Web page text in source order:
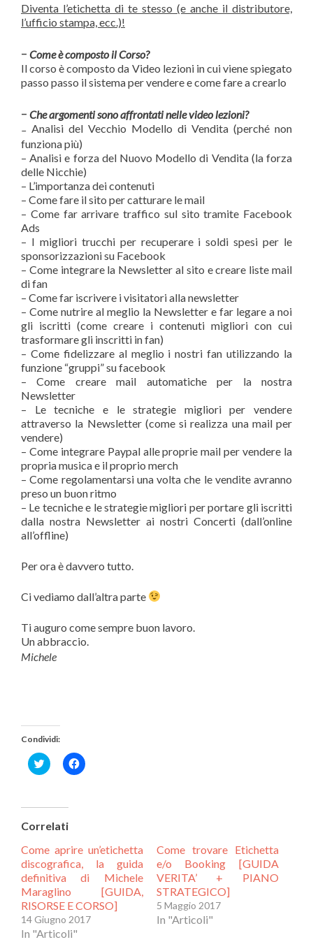
Diventa l’etichetta di te stesso (e anche il distributore,
l’ufficio stampa, ecc.)!
– Come è composto il Corso?
Il corso è composto da Video lezioni in cui viene spiegato
passo passo il sistema per vendere e come fare a crearlo
– Che argomenti sono affrontati nelle video lezioni?
– Analisi del Vecchio Modello di Vendita (perché non
funziona più)
– Analisi e forza del Nuovo Modello di Vendita (la forza
delle Nicchie)
– L’importanza dei contenuti
– Come fare il sito per catturare le mail
– Come far arrivare traffico sul sito tramite Facebook
Ads
– I migliori trucchi per recuperare i soldi spesi per le
sponsorizzazioni su Facebook
– Come integrare la Newsletter al sito e creare liste mail
di fan
– Come far iscrivere i visitatori alla newsletter
– Come nutrire al meglio la Newsletter e far legare a noi
gli iscritti (come creare i contenuti migliori con cui
trasformare gli inscritti in fan)
– Come fidelizzare al meglio i nostri fan utilizzando la
funzione “gruppi” su facebook
– Come creare mail automatiche per la nostra
Newsletter
– Le tecniche e le strategie migliori per vendere
attraverso la Newsletter (come si realizza una mail per
vendere)
– Come integrare Paypal alle proprie mail per vendere la
propria musica e il proprio merch
– Come regolamentarsi una volta che le vendite avranno
preso un buon ritmo
– Le tecniche e le strategie migliori per portare gli iscritti
dalla nostra Newsletter ai nostri Concerti (dall’online
all’offline)
Per ora è davvero tutto.
Ci vediamo dall’altra parte
Ti auguro come sempre buon lavoro.
Un abbraccio.
Michele
Condividi:
Fai
clic
condividere
su
Twitter
apre
in
una
nuova
finestra)
Fai
clic
in
una
nuova
finestra)
Correlati
Come aprire un’etichetta
discografica, la guida
definitiva di Michele
Maraglino [GUIDA,
RISORSE E CORSO]
14 Giugno 2017
In "Articoli"
Come trovare Etichetta
e/o Booking [GUIDA
VERITA’ + PIANO
STRATEGICO]
5 Maggio 2017
In "Articoli"